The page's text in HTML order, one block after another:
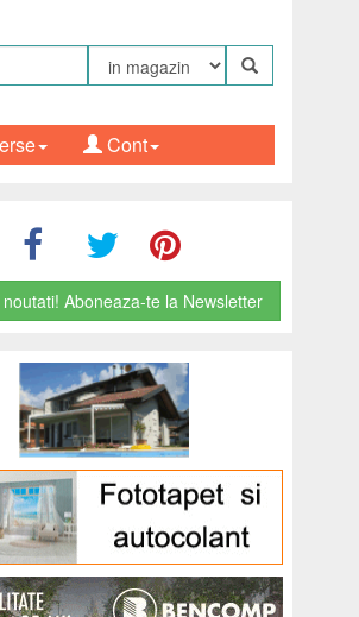
Cont
Aboneaza-te la Newsletter